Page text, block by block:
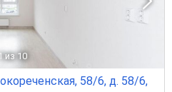
из 10
58/6, д. 58/6,